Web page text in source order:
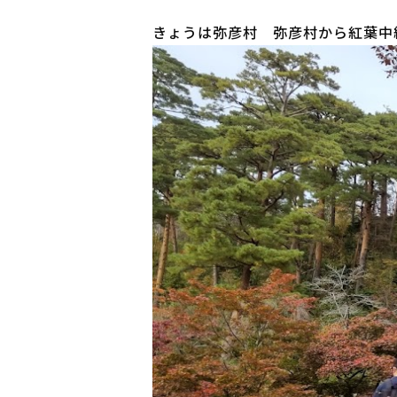
きょうは弥彦村 弥彦村から紅葉中